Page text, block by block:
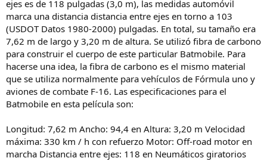
ejes es de 118 pulgadas (3,0 m), las medidas automóvil
marca una distancia distancia entre ejes en torno a 103
(USDOT Datos 1980-2000) pulgadas. En total, su tamaño era
7,62 m de largo y 3,20 m de altura. Se utilizó fibra de carbono
para construir el cuerpo de este particular Batmobile. Para
hacerse una idea, la fibra de carbono es el mismo material
que se utiliza normalmente para vehículos de Fórmula uno y
aviones de combate F-16. Las especificaciones para el
Batmobile en esta película son:
Longitud: 7,62 m Ancho: 94,4 en Altura: 3,20 m Velocidad
máxima: 330 km / h con refuerzo Motor: Off-road motor en
marcha Distancia entre ejes: 118 en Neumáticos giratorios